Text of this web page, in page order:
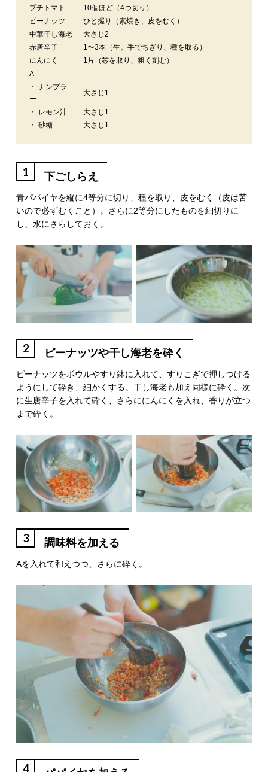
プチトマト
10個ほど（4つ切り）
ピーナッツ
ひと握り（素焼き、皮をむく）
中華干し海老
大さじ2
赤唐辛子
1〜3本（生。手でちぎり、種を取る）
にんにく
1片（芯を取り、粗く刻む）
A
・ ナンプラ
ー
大さじ1
・ レモン汁
大さじ1
・ 砂糖
大さじ1
1 下ごしらえ
青パパイヤを縦に4等分に切り、種を取り、皮をむく（皮は苦
いので必ずむくこと）。さらに2等分にしたものを細切りに
し、水にさらしておく。
2 ピーナッツや干し海老を砕く
ピーナッツをボウルやすり鉢に入れて、すりこぎで押しつける
ようにして砕き、細かくする。干し海老も加え同様に砕く。次
に生唐辛子を入れて砕く、さらににんにくを入れ、香りが立つ
まで砕く。
3 調味料を加える
Aを入れて和えつつ、さらに砕く。
4